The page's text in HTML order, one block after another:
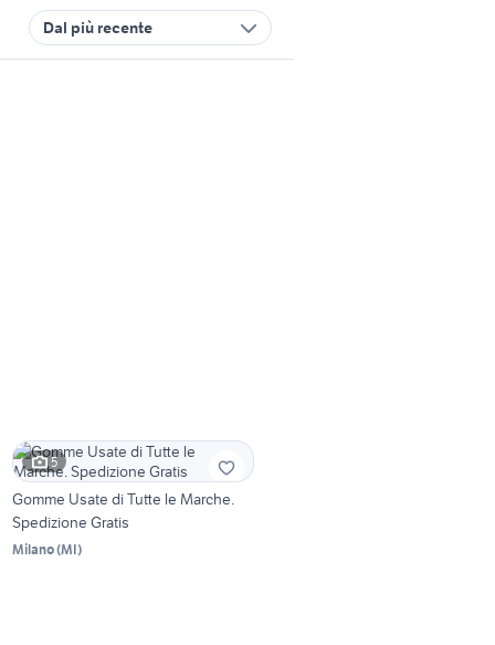
Dal più recente
5
Gomme Usate di Tutte le Marche.
Spedizione Gratis
Milano(MI)